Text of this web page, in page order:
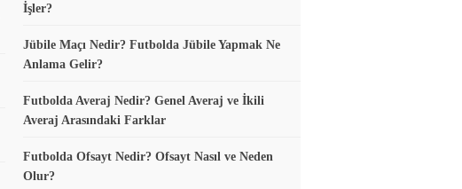
İşler?
Jübile Maçı Nedir? Futbolda Jübile Yapmak Ne
Anlama Gelir?
Futbolda Averaj Nedir? Genel Averaj ve İkili
Averaj Arasındaki Farklar
Futbolda Ofsayt Nedir? Ofsayt Nasıl ve Neden
Olur?